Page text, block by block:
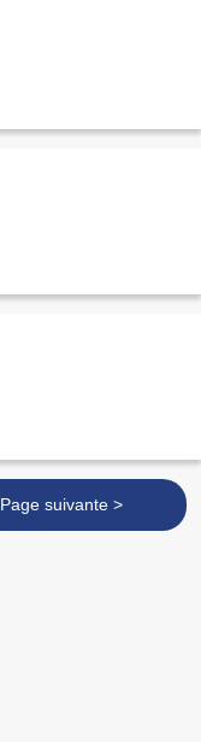
Page suivante >